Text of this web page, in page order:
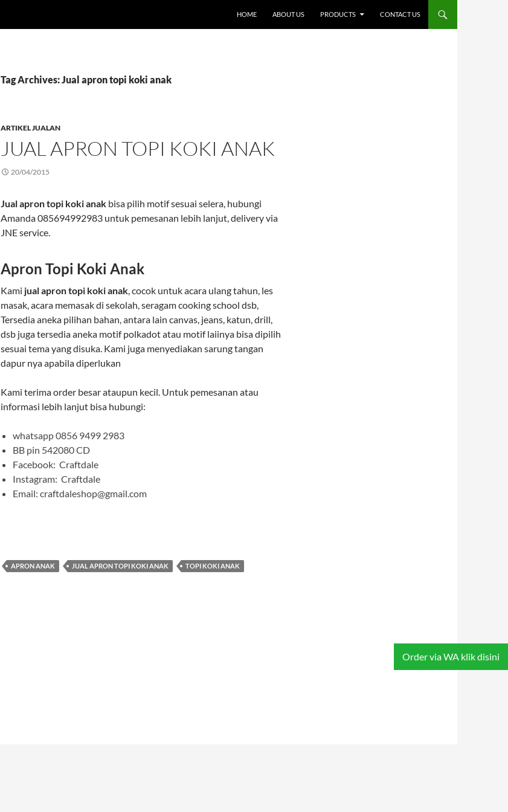
HOME
ABOUT US PRODUCTS CONTACT US
Tag Archives: Jual apron topi koki anak
ARTIKEL JUALAN
JUAL APRON TOPI KOKI ANAK
20/04/2015
Jual apron topi koki anak bisa pilih motif sesuai selera, hubungi
Amanda 085694992983 untuk pemesanan lebih lanjut, delivery via
JNE service.
Apron Topi Koki Anak
Kami jual apron topi koki anak, cocok untuk acara ulang tahun, les
masak, acara memasak di sekolah, seragam cooking school dsb,
Tersedia aneka pilihan bahan, antara lain canvas, jeans, katun, drill,
dsb juga tersedia aneka motif polkadot atau motif laiinya bisa dipilih
sesuai tema yang disuka. Kami juga menyediakan sarung tangan
dapur nya apabila diperlukan
Kami terima order besar ataupun kecil. Untuk pemesanan atau
informasi lebih lanjut bisa hubungi:
whatsapp 0856 9499 2983
BB pin 542080 CD
Facebook: Craftdale
Instagram: Craftdale
Email: craftdaleshop@gmail.com
APRON ANAK JUAL APRON TOPI KOKI ANAK TOPI KOKI ANAK
Order via WA klik disini